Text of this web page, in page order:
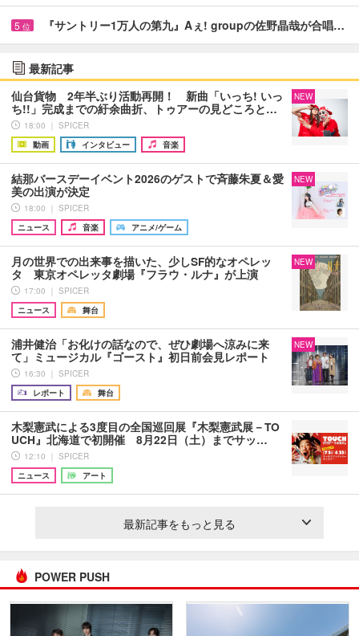
5 位 『サントリー1万人の第九』Aぇ! groupの佐野晶哉が合唱…
最新記事
仙台貨物 2年半ぶり活動再開！ 新曲「いっち! いっ
ち!!」完成までの紆余曲折、トゥアーの見どころと…
18:00 ｜ SPICER
動画
インタビュー 音楽
NEW
結那バースデーイベント2026のゲストで斉藤朱夏＆愛
美の出演が決定
18:00 ｜ SPICER
ニュース
音楽 アニメ/ゲーム
NEW
月の世界での出来事を描いた、少しSF的なオペレッ
タ 東京オペレッタ劇場『フラウ・ルナ』が上演
17:00 ｜ SPICER
ニュース
舞台
NEW
浦井健治「お化けの話なので、ぜひ劇場へ涼みに来
て」ミュージカル『ゴースト』初日前会見レポート
16:30 ｜ SPICER
レポート
舞台
NEW
木梨憲武による3度目の全国巡回展『木梨憲武展－TO
UCH』北海道で初開催 8月22日（土）までサッ…
12:10 ｜ SPICER
ニュース
アート
最新記事をもっと見る
POWER PUSH